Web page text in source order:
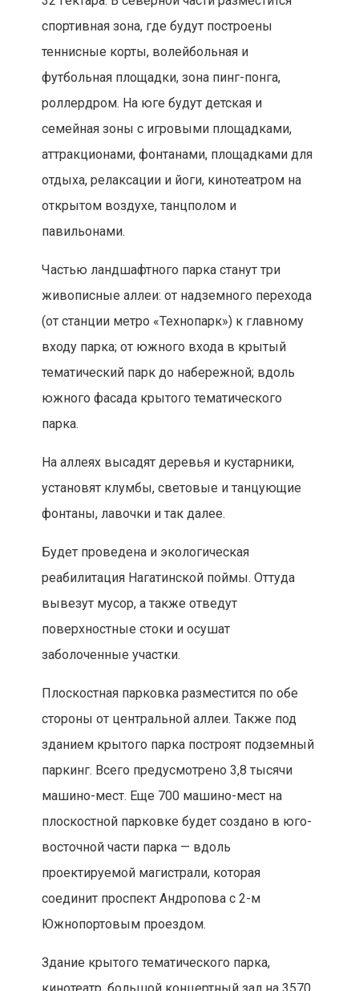
спортивная зона, где будут построены
теннисные корты, волейбольная и
футбольная площадки, зона пинг-понга,
роллердром. На юге будут детская и
семейная зоны с игровыми площадками,
аттракционами, фонтанами, площадками для
отдыха, релаксации и йоги, кинотеатром на
открытом воздухе, танцполом и
павильонами.
Частью ландшафтного парка станут три
живописные аллеи: от надземного перехода
(от станции метро «Технопарк») к главному
входу парка; от южного входа в крытый
тематический парк до набережной; вдоль
южного фасада крытого тематического
парка.
На аллеях высадят деревья и кустарники,
установят клумбы, световые и танцующие
фонтаны, лавочки и так далее.
Будет проведена и экологическая
реабилитация Нагатинской поймы. Оттуда
вывезут мусор, а также отведут
поверхностные стоки и осушат
заболоченные участки.
Плоскостная парковка разместится по обе
стороны от центральной аллеи. Также под
зданием крытого парка построят подземный
паркинг. Всего предусмотрено 3,8 тысячи
машино-мест. Еще 700 машино-мест на
плоскостной парковке будет создано в юго-
восточной части парка — вдоль
проектируемой магистрали, которая
соединит проспект Андропова с 2-м
Южнопортовым проездом.
Здание крытого тематического парка,